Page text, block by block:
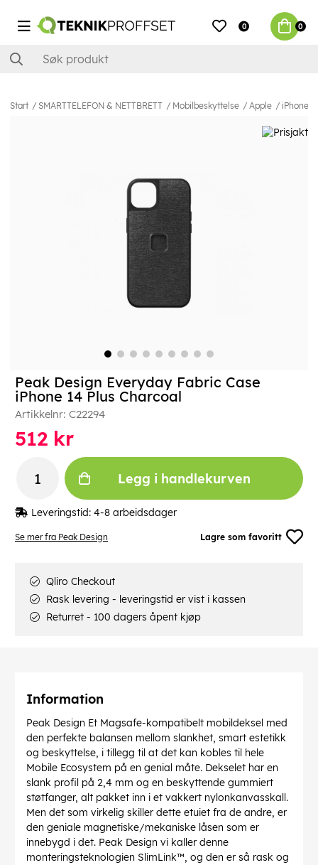
0 0
Start SMARTTELEFON & NETTBRETT Mobilbeskyttelse Apple iPhone
Se mer fra Peak Design Lagre som favoritt
Peak Design Everyday Fabric Case
iPhone 14 Plus Charcoal
Artikkelnr: C22294
512 kr
Legg i handlekurven
Leveringstid: 4-8 arbeidsdager
Qliro Checkout
Rask levering - leveringstid er vist i kassen
Returret - 100 dagers åpent kjøp
Information
Peak Design Et Magsafe-kompatibelt mobildeksel med
den perfekte balansen mellom slankhet, smart estetikk
og beskyttelse, i tillegg til at det kan kobles til hele
Mobile Ecosystem på en genial måte. Dekselet har en
slank profil på 2,4 mm og en beskyttende gummiert
støtfanger, alt pakket inn i et vakkert nylonkanvasskall.
Men det som virkelig skiller dette etuiet fra de andre, er
den geniale magnetiske/mekaniske låsen som er
innebygd i det. Peak Design vi kaller denne
monteringsteknologien SlimLink™, og den er så rask og